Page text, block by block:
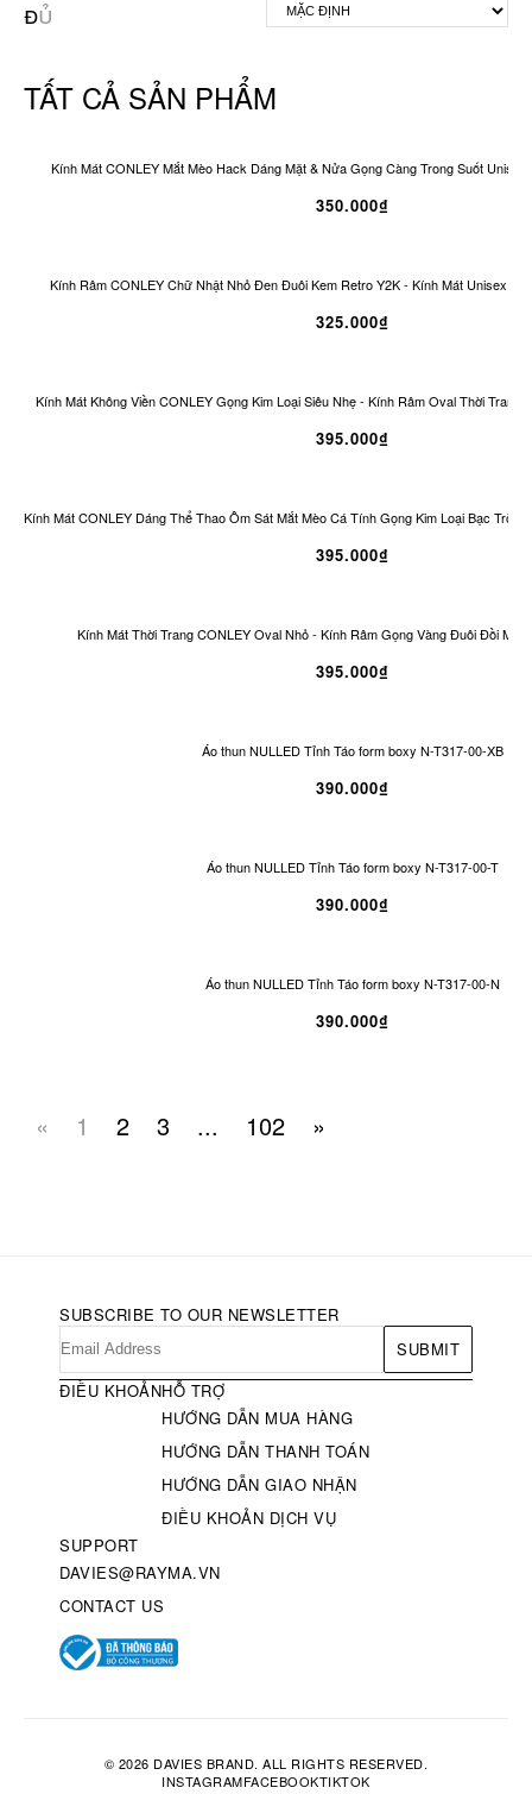
TẤT CẢ SẢN PHẨM
Kính Mát CONLEY Mắt Mèo Hack Dáng Mặt & Nửa Gọng Càng Trong Suốt
350.000₫
Kính Râm CONLEY Chữ Nhật Nhỏ Đen Đuôi Kem Retro Y2K - Kính Mát Unisex
325.000₫
Kính Mát Không Viền CONLEY Gọng Kim Loại Siêu Nhẹ - Kính Râm Oval Thời Trang
395.000₫
Kính Mát CONLEY Dáng Thể Thao Ôm Sát Mắt Mèo Cá Tính Gọng Kim Loại Bạc
395.000₫
Kính Mát Thời Trang CONLEY Oval Nhỏ - Kính Râm Gọng Vàng Đuôi Đồi Mồi
395.000₫
Áo thun NULLED Tỉnh Táo form boxy N-T317-00-XB
390.000₫
Áo thun NULLED Tỉnh Táo form boxy N-T317-00-T
390.000₫
Áo thun NULLED Tỉnh Táo form boxy N-T317-00-N
390.000₫
« 1 2 3 ... 102 »
SUBSCRIBE TO OUR NEWSLETTER
SUBMIT
ĐIỀU KHOẢNHỖ TRỢ
HƯỚNG DẪN MUA HÀNG
HƯỚNG DẪN THANH TOÁN
HƯỚNG DẪN GIAO NHẬN
ĐIỀU KHOẢN DỊCH VỤ
SUPPORT
DAVIES@RAYMA.VN
CONTACT US
© 2026 DAVIES BRAND. ALL RIGHTS RESERVED.
INSTAGRAMFACEBOOKTIKTOK